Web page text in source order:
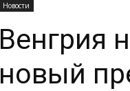
строительства
Новости
Венгрия
новый